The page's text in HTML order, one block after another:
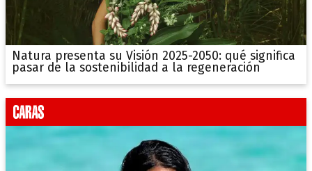
Natura presenta su Visión 2025-2050: qué significa
pasar de la sostenibilidad a la regeneración